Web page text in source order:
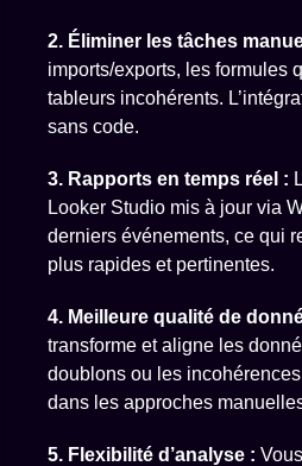
2. Éliminer les tâches
imports/exports, les formules
tableurs incohérents.
sans code.
3. Rapports en temps réel :
Looker Studio mis à jour via
derniers événements, ce qui
plus rapides et pertinentes.
4. Meilleure qualité de
transforme et aligne les
doublons ou les
dans les approches
5. Flexibilité d’analyse :